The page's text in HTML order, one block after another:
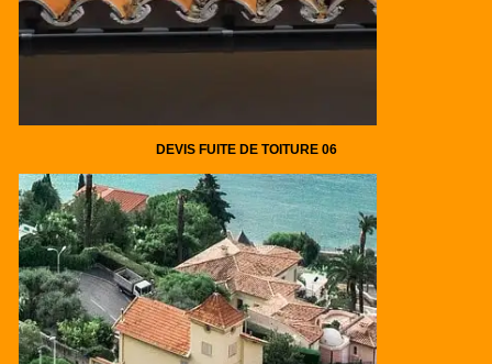
DEVIS FUITE DE TOITURE 06